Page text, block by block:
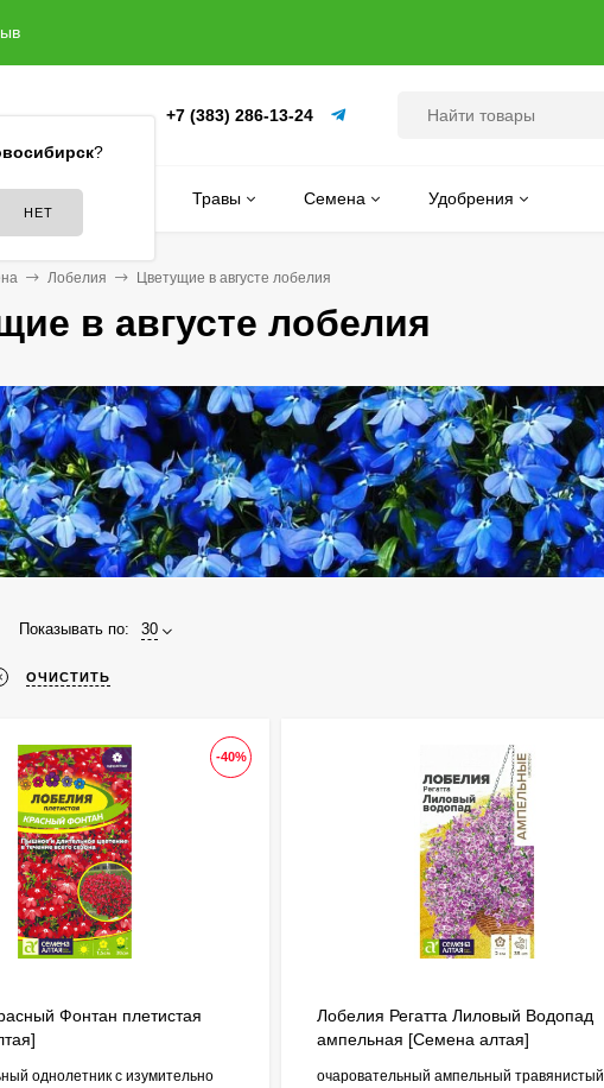
?
+7 (383) 286-13-24
Цветы Травы Семена Удобрения
Лобелия Цветущие в августе лобелия
в августе лобелия
Показывать по: 30
ОЧИСТИТЬ
-40%
Фонтан плетистая
однолетник с изумительно
Лобелия Регатта Лиловый Водопад
ампельная [Семена алтая]
очаровательный ампельный травянистый